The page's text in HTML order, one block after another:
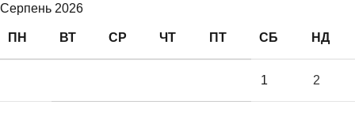
Серпень 2026
ПН ВТ СР ЧТ ПТ СБ НД
1 2